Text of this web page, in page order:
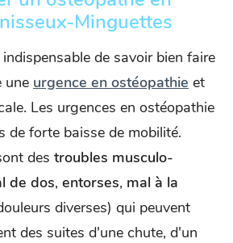
Minguettes
de savoir bien faire
une urgence en ostéopathie et
Les urgences en ostéopathie
de forte baisse de mobilité.
des troubles musculo-
de dos, entorses, mal à la
diverses) qui peuvent
des suites d'une chute, d'un